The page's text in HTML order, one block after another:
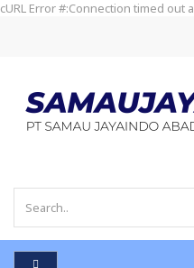
cURL Error #:Connection timed out